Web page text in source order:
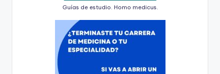
Guías de estudio. Homo medicus.